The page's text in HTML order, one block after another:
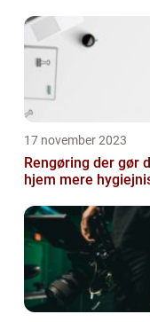
17 november 2023
Rengøring der gør
hjem mere